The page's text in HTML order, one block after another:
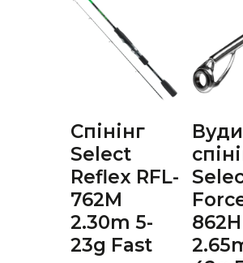
Спінінг
Select
Reflex RFL-
762M
2.30m 5-
23g Fast
862H